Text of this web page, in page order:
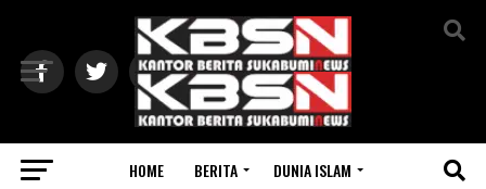
HOME BERITA DUNIA ISLAM
BERITA
Exit mobile version